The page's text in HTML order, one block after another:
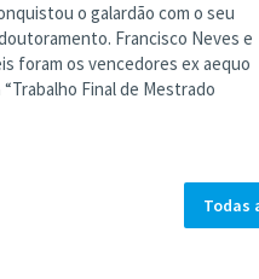
o galardão com o seu
Francisco Neves e
foram os vencedores ex aequo
Final de Mestrado
Todas